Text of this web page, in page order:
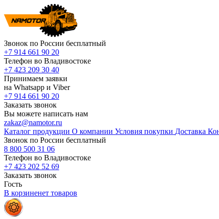
Звонок по России бесплатный
+7 914 661 90 20
Телефон во Владивостоке
+7 423 209 30 40
Принимаем заявки
на Whatsapp и Viber
+7 914 661 90 20
Заказать звонок
Вы можете написать нам
zakaz@namotor.ru
Каталог продукции О компании Условия покупки Доставка
Звонок по России бесплатный
8 800 500 31 06
Телефон во Владивостоке
+7 423 202 52 69
Заказать звонок
Гость
В корзиненет товаров